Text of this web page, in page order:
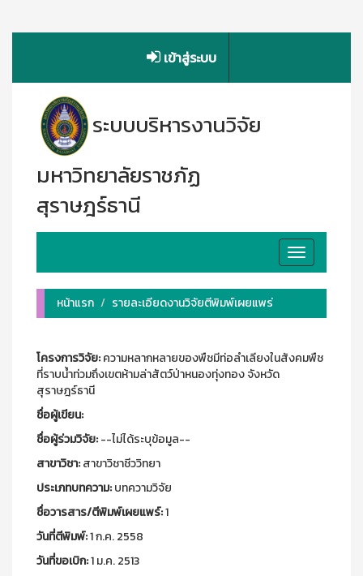
เข้าสู่ระบบ
ระบบบริหารงานวิจัย
มหาวิทยาลัยราชภัฏ
สุราษฎร์ธานี
Toggle
navigation
หน้าแรก
รายละเอียดงานวิจัยตีพิมพ์เผยแพร่
โครงการวิจัย:ความหลากหลายของพืชมีท่อลำเลียงในสังคมพืช
ที่ราบน้ำท่วมถึงเขตห้ามล่าสัตว์ป่าหนองทุ่งทอง จังหวัด
สุราษฎร์ธานี
ชื่อผู้เขียน:
ชื่อผู้ร่วมวิจัย:--ไม่ได้ระบุข้อมูล--
สาขาวิชา:สาขาวิชาชีววิทยา
ประเภทบทความ:บทความวิจัย
ชื่อวารสาร/ตีพิมพ์เผยแพร์:1
วันที่ตีพิมพ์:1 ก.ค. 2558
วันที่ขอเบิก:1 ม.ค. 2513